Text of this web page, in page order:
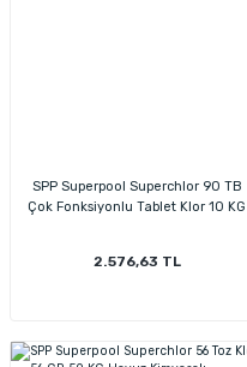
SPP Superpool Superchlor 90 TB
Çok Fonksiyonlu Tablet Klor 10 KG
2.576,63 TL